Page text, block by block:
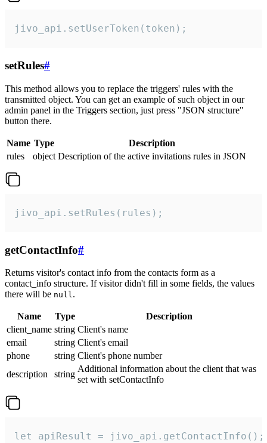
jivo_api.setUserToken(token);
setRules#
This method allows you to replace the triggers' rules with the
transmitted object. You can get an example of such object in our
admin panel in the Triggers section, just press "JSON structure"
button there.
Name Type
Description
rules
object Description of the active invitations rules in JSON
jivo_api.setRules(rules);
getContactInfo#
Returns visitor's contact info from the contacts form as a
contact_info structure. If visitor didn't fill in some fields, the values
there will be null.
Name Type
Description
client_name string Client's name
email
string Client's email
phone
string Client's phone number
description
string
Additional information about the client that was
set with setContactInfo
let apiResult = jivo_api.getContactInfo();